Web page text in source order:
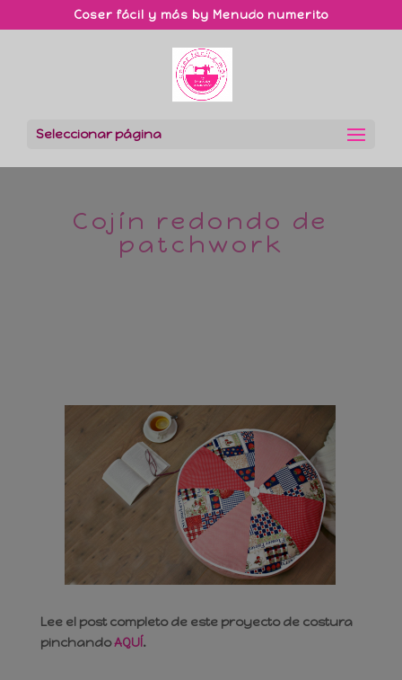
Coser fácil y más by Menudo numerito
Seleccionar página
Cojín redondo de
patchwork
Lee el post completo de este proyecto de costura
pinchandoAQUÍ.